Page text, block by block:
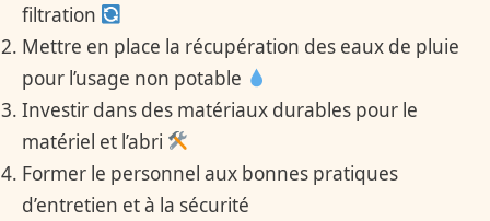
filtration
Mettre en place la récupération des eaux de pluie
pour l’usage non potable
Investir dans des matériaux durables pour le
matériel et l’abri
Former le personnel aux bonnes pratiques
d’entretien et à la sécurité